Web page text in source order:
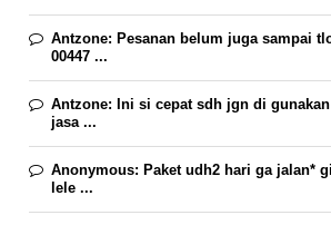
Antzone: Pesanan belum juga sampai
00447 ...
Antzone: Ini si cepat sdh jgn di
jasa ...
Anonymous: Paket udh2 hari ga jalan*
lele ...